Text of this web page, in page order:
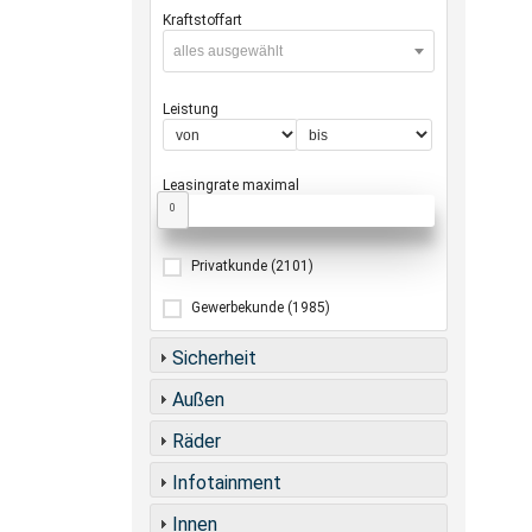
Kraftstoffart
alles ausgewählt
Leistung
Leasingrate maximal
0
Privatkunde (2101)
Gewerbekunde (1985)
Sicherheit
Außen
Räder
Infotainment
Innen